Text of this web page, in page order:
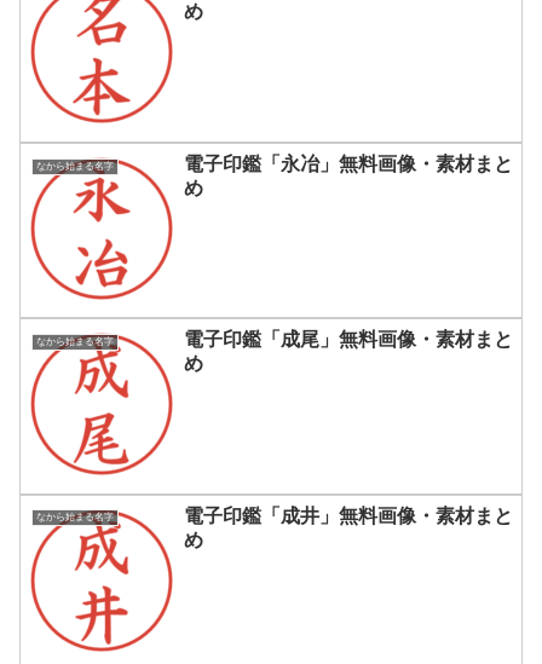
め
なから始まる名字
電子印鑑「永冶」無料画像・素材まと
め
なから始まる名字
電子印鑑「成尾」無料画像・素材まと
め
なから始まる名字
電子印鑑「成井」無料画像・素材まと
め